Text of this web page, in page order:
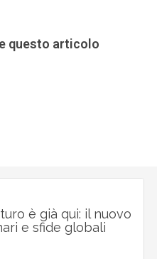
questo articolo
è già qui: il nuovo
e sfide globali